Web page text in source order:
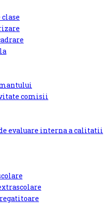
comisii
evaluare interna a calitatii